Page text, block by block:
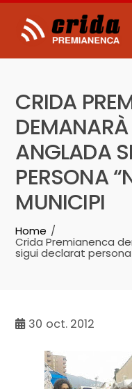
Skip
content
CRIDA
ANGLADA
PERSONA
MUNICIPI
Home
Crida Premianenca
sigui declarat
30 oct. 2012